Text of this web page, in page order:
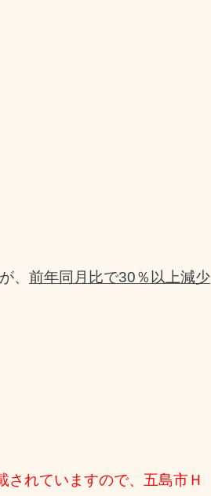
、 前年同月比で30％以上減少
されていますので、五島市Ｈ